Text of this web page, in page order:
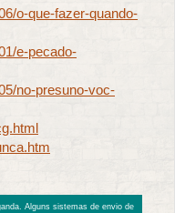
o-que-fazer-quando-
e-pecado-
no-presuno-voc-
Alguns sistemas de envio de